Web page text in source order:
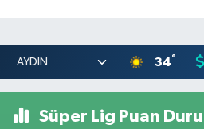
34°
Süper Lig Puan